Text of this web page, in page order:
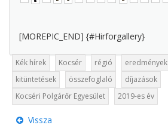
[MOREPIC_END] {#Hirforgallery}
Kék hírek Kocsér régió eredmények
kitüntetések
összefoglaló
díjazások
Kocséri Polgárőr Egyesület
2019-es év
Vissza